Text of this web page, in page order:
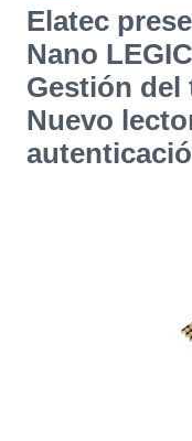
Elatec
Nano
Gestión
Nuevo